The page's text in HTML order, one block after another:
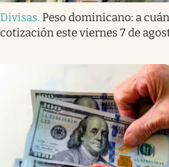
Divisas. Peso dominicano: a
cotización este viernes 7 de